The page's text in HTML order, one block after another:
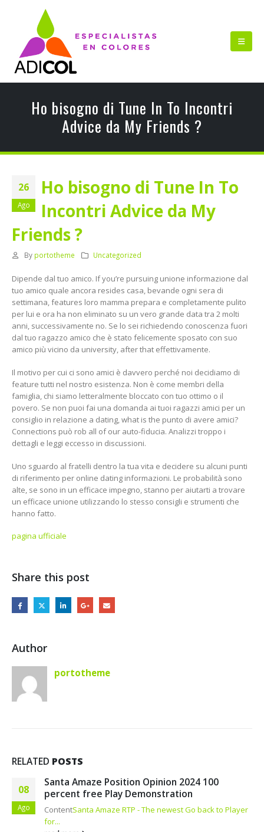
Ho bisogno di Tune In To Incontri
Advice da My Friends ?
26
Ago
Ho bisogno di Tune In To
Incontri Advice da My
Friends ?
By portotheme Uncategorized
Dipende dal tuo amico. If you’re pursuing unione informazione dal
tuo amico quale ancora resides casa, bevande ogni sera di
settimana, features loro mamma prepara e completamente pulito
per lui e ora ha non eliminato su un vero grande data tra 2 molti
anni, successivamente no. Se lo sei richiedendo conoscenza fuori
dal tuo ragazzo amico che è stato felicemente sposato con suo
amico più vicino da university, after that effettivamente.
Il motivo per cui ci sono amici è davvero perché noi decidiamo di
feature tutti nel nostro esistenza. Non è come membri della
famiglia, chi siamo letteralmente bloccato con tuo ottimo o il
povero. Se non puoi fai una domanda ai tuoi ragazzi amici per un
consiglio in relazione a dating, what is the punto di avere amici?
Connections può rob all of our auto-fiducia. Analizzi troppo i
dettagli e leggi eccesso in discussioni.
Uno sguardo al fratelli dentro la tua vita e decidere su alcuni punti
di riferimento per online dating informazioni. Le probabilità sono
alte, se sono in un efficace impegno, stanno per aiutarti a trovare
un efficace unione utilizzando lo stesso consigli e strumenti che
hanno fatto.
pagina ufficiale
Share this post
Author
portotheme
RELATED POSTS
Go back to Player
19
Ago
Le Stelsia Salle de jeu
ContentCasino en ligne mobile | Get
Rivalité...